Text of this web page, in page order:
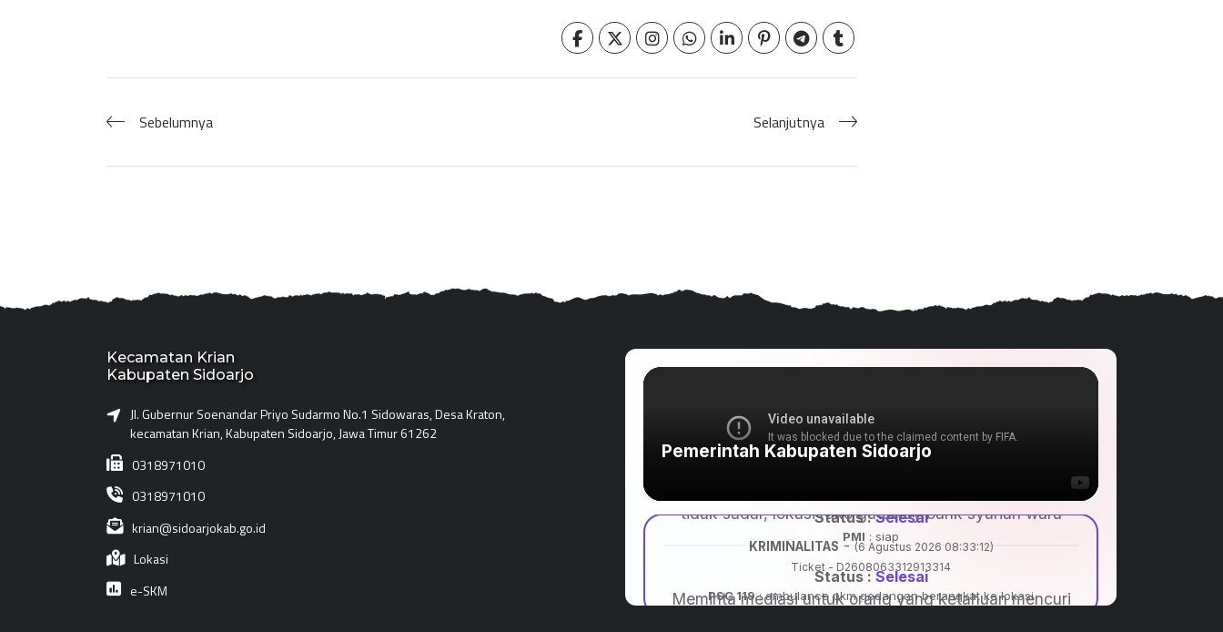
Sebelumnya Selanjutnya
Kecamatan Krian
Kabupaten Sidoarjo
Jl. Gubernur Soenandar Priyo Sudarmo No.1 Sidowaras, Desa Kraton,
kecamatan Krian, Kabupaten Sidoarjo, Jawa Timur 61262
0318971010
0318971010
krian@sidoarjokab.go.id
Lokasi
e-SKM